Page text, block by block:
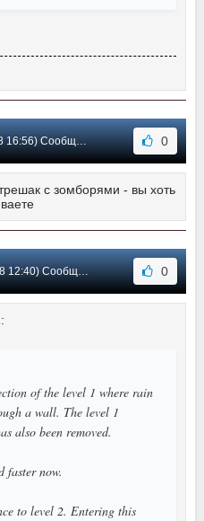
денис (2 ноября 2018 16:56) Сообщение #3 0
с зомборями - вы хоть
Сообщение #2 0
of the level 1 where rain
a wall. The level 1
also been removed.
faster now.
to level 2. Entering this